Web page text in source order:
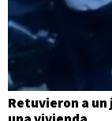
Retuvieron a